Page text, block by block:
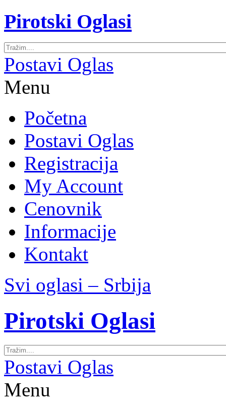
Pirotski Oglasi
Postavi Oglas
Menu
Početna
Postavi Oglas
Registracija
My Account
Cenovnik
Informacije
Kontakt
Svi oglasi – Srbija
Pirotski Oglasi
Postavi Oglas
Menu